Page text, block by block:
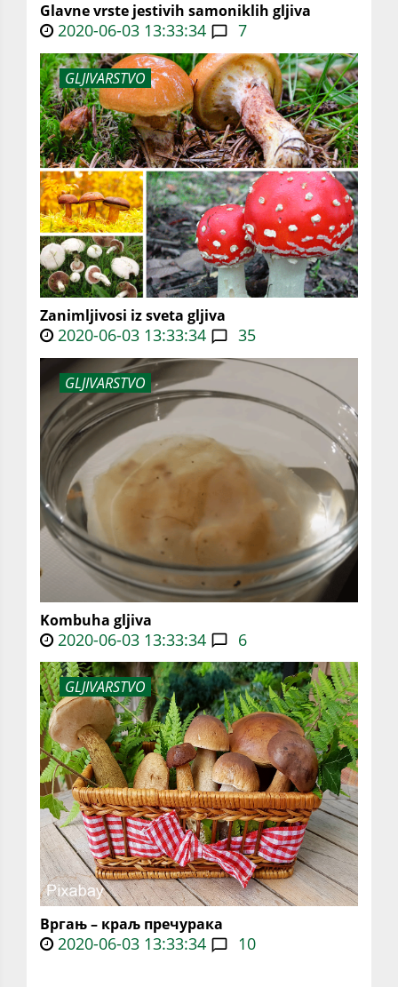
Glavne vrste jestivih samoniklih gljiva
2020-06-03 13:33:34 7
GLJIVARSTVO
Zanimljivosi iz sveta gljiva
2020-06-03 13:33:34 35
GLJIVARSTVO
Kombuha gljiva
2020-06-03 13:33:34 6
GLJIVARSTVO
Вргањ – краљ пречурака
2020-06-03 13:33:34 10